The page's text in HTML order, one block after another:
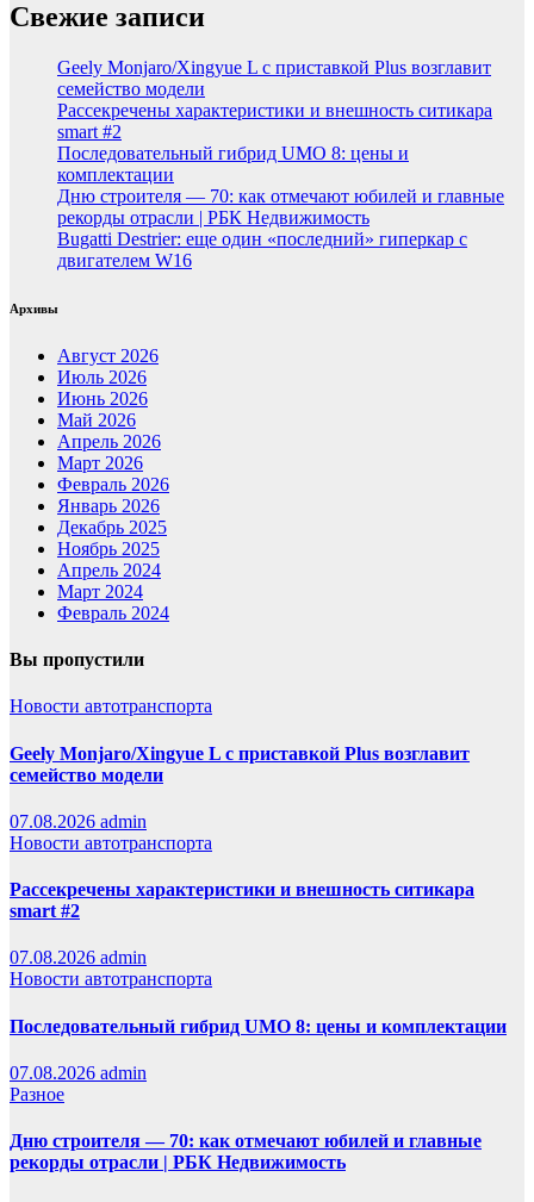
Свежие записи
Geely Monjaro/Xingyue L с приставкой Plus возглавит
семейство модели
Рассекречены характеристики и внешность ситикара
smart #2
Последовательный гибрид UMO 8: цены и
комплектации
Дню строителя — 70: как отмечают юбилей и главные
рекорды отрасли | РБК Недвижимость
Bugatti Destrier: еще один «последний» гиперкар с
двигателем W16
Архивы
Август 2026
Июль 2026
Июнь 2026
Май 2026
Апрель 2026
Март 2026
Февраль 2026
Январь 2026
Декабрь 2025
Ноябрь 2025
Апрель 2024
Март 2024
Февраль 2024
Вы пропустили
Новости автотранспорта
Geely Monjaro/Xingyue L с приставкой Plus возглавит
семейство модели
07.08.2026 admin
Новости автотранспорта
Рассекречены характеристики и внешность ситикара
smart #2
07.08.2026 admin
Новости автотранспорта
Последовательный гибрид UMO 8: цены и комплектации
07.08.2026 admin
Разное
Дню строителя — 70: как отмечают юбилей и главные
рекорды отрасли | РБК Недвижимость